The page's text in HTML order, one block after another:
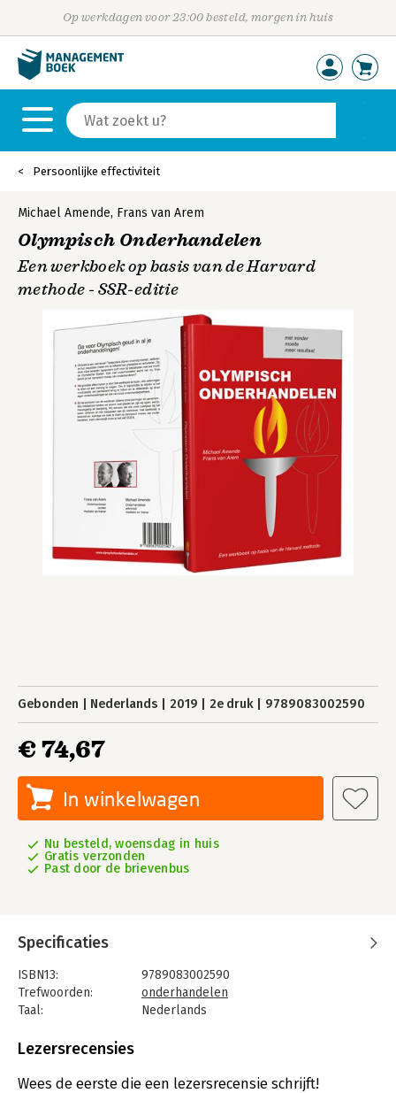
Op werkdagen voor 23:00 besteld, morgen in huis
Persoonlijke effectiviteit
Michael Amende, Frans van Arem
Olympisch Onderhandelen
Een werkboek op basis van de Harvard
methode - SSR-editie
Gebonden Nederlands 2019 2e druk 9789083002590
€ 74,67
In winkelwagen
Nu besteld, woensdag in huis
Gratis verzonden
Past door de brievenbus
Specificaties
ISBN13:
9789083002590
Trefwoorden:
onderhandelen
Taal:
Nederlands
Aantal pagina's:
Druk:
2
Lezersrecensies
Wees de eerste die een lezersrecensie schrijft!